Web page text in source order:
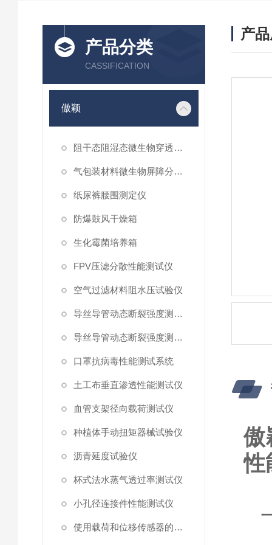
产品分类
CASSIFICATION
傲颖
阻干态阻湿态微生物穿透性能测试仪
气包装材料微生物屏障分等试验仪
纸尿裤腰围测定仪
防爆鼓风干燥箱
生化霉菌培养箱
FPV压滤分散性能测试仪
空气过滤材料阻水压试验仪
导丝导管动态断裂强度测试仪 （峰值拉力）
导丝导管动态断裂强度测试仪
口罩抗病毒性能测试系统
土工布垂直渗透性能测试仪
血管支架径向载荷测试仪
种植体手动扭矩器械试验仪
沥青延度试验仪
杯式法水蒸气透过率测试仪
小孔径连接件性能测试仪
使用载荷和位移传感器的塑料高速穿刺特性测试仪
产
傲
性